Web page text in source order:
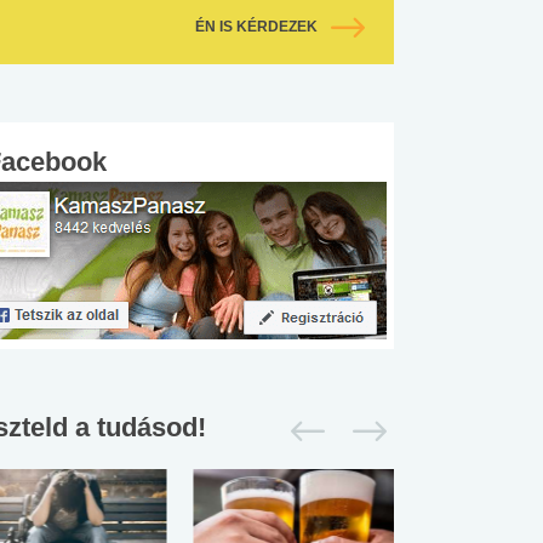
ÉN IS KÉRDEZEK
a tudásod!